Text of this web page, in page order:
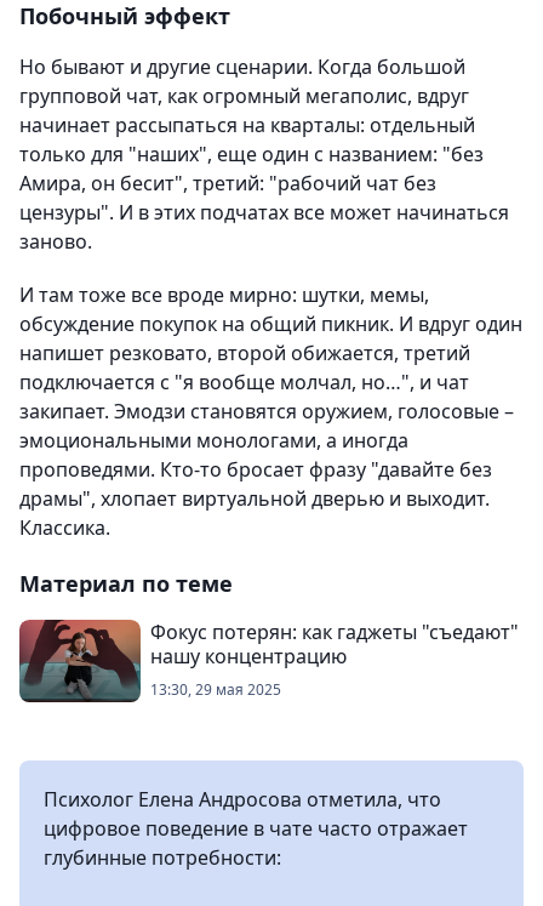
Побочный эффект
Но бывают и другие сценарии. Когда большой
групповой чат, как огромный мегаполис, вдруг
начинает рассыпаться на кварталы: отдельный
только для "наших", еще один с названием: "без
Амира, он бесит", третий: "рабочий чат без
цензуры". И в этих подчатах все может начинаться
заново.
И там тоже все вроде мирно: шутки, мемы,
обсуждение покупок на общий пикник. И вдруг один
напишет резковато, второй обижается, третий
подключается с "я вообще молчал, но…", и чат
закипает. Эмодзи становятся оружием, голосовые –
эмоциональными монологами, а иногда
проповедями. Кто-то бросает фразу "давайте без
драмы", хлопает виртуальной дверью и выходит.
Классика.
Материал по теме
Фокус потерян: как гаджеты "съедают"
нашу концентрацию
13:30, 29 мая 2025
Психолог Елена Андросова отметила, что
цифровое поведение в чате часто отражает
глубинные потребности: